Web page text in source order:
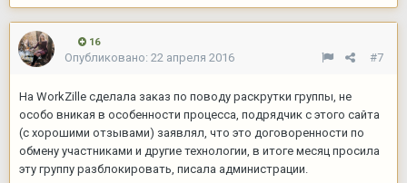
16
#7
Опубликовано: 22 апреля 2016
На WorkZille сделала заказ по поводу раскрутки группы, не
особо вникая в особенности процесса, подрядчик с этого сайта
(с хорошими отзывами) заявлял, что это договоренности по
обмену участниками и другие технологии, в итоге месяц просила
эту группу разблокировать, писала администрации.